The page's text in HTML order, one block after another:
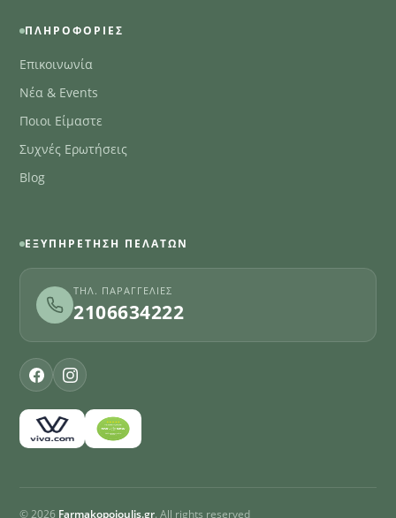
ΠΛΗΡΟΦΟΡΊΕΣ
Επικοινωνία
Νέα & Events
Ποιοι Είμαστε
Συχνές Ερωτήσεις
Blog
ΕΞΥΠΗΡΈΤΗΣΗ ΠΕΛΑΤΏΝ
ΤΗΛ. ΠΑΡΑΓΓΕΛΊΕΣ
2106634222
© 2026 Farmakopoioulis.gr. All rights reserved